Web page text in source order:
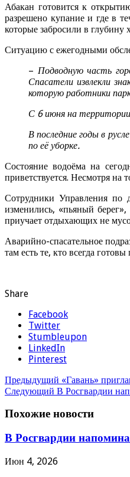
Абакан готовится к
разрешено купание и где в
которые забросили в глубину
Ситуацию с ежегодными
– Подводную часть
Спасатели извлекли
которую работники
С 6 июня на
В последние годы в
по её уборке.
Состояние водоёма на
приветствуется. Несмотря на
Сотрудники Управления по
изменились, «пьяный
приучает отдыхающих не
Аварийно-спасательное
там есть те, кто всегда
Share
Facebook
Twitter
Stumbleupon
LinkedIn
Pinterest
Предыдущий «Гавань»
Следующий В Росгвардии
Похожие новости
В Росгвардии
Июн 4, 2026